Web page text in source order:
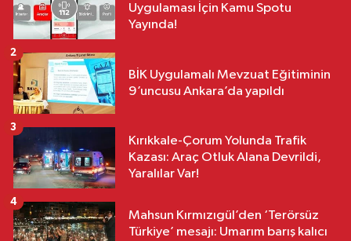
Uygulaması İçin Kamu Spotu
Yayında!
BİK Uygulamalı Mevzuat Eğitiminin
9’uncusu Ankara’da yapıldı
2
Kırıkkale-Çorum Yolunda Trafik
Kazası: Araç Otluk Alana Devrildi,
Yaralılar Var!
3
Mahsun Kırmızıgül’den ‘Terörsüz
Türkiye’ mesajı: Umarım barış kalıcı
4